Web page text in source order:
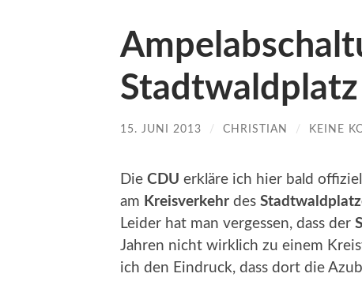
15. JUNI 2013 / CHRISTIAN / KEINE
Die CDU erkläre ich hier bald
am Kreisverkehr des
Leider hat man vergessen, dass der
Jahren nicht wirklich zu einem
ich den Eindruck, dass dort die